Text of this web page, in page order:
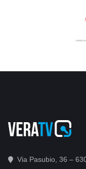
Via Pasubio, 36 –